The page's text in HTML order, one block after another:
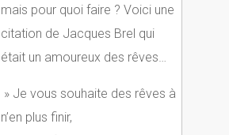
mais pour quoi faire ? Voici une
citation de Jacques Brel qui
était un amoureux des rêves…
» Je vous souhaite des rêves à
n’en plus finir,